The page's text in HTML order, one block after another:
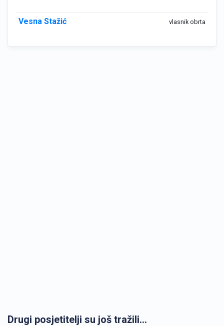
Vesna Stažić vlasnik obrta
Drugi posjetitelji su još tražili...